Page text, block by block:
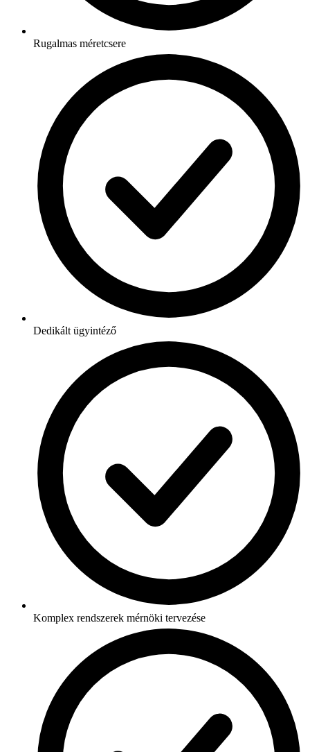
Rugalmas méretcsere
Dedikált ügyintéző
Komplex rendszerek mérnöki tervezése